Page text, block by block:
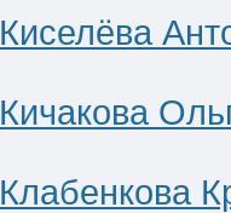
Киселёва
Кичакова
Клабенкова